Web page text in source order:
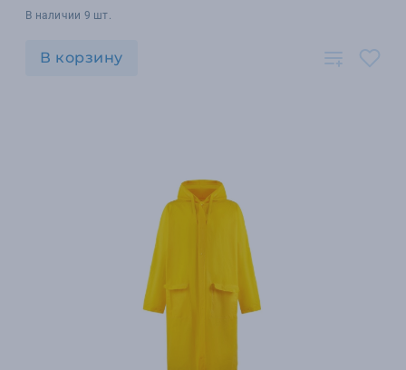
В наличии 9 шт.
В корзину